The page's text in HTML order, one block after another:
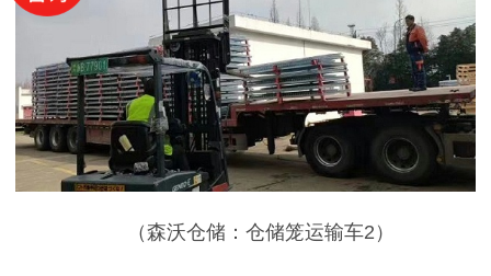
（森沃仓储：仓储笼运输车2 ）